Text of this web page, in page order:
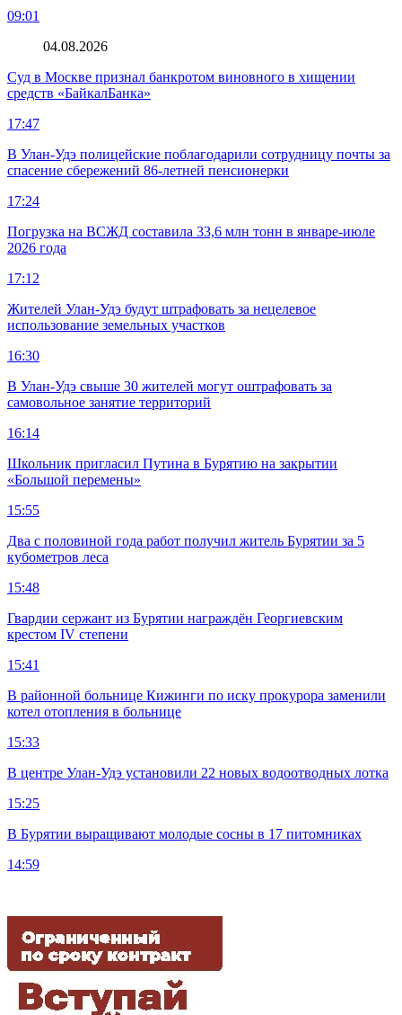
09:01
04.08.2026
Суд в Москве признал банкротом виновного в хищении
средств «БайкалБанка»
17:47
В Улан-Удэ полицейские поблагодарили сотрудницу почты за
спасение сбережений 86-летней пенсионерки
17:24
Погрузка на ВСЖД составила 33,6 млн тонн в январе-июле
2026 года
17:12
Жителей Улан-Удэ будут штрафовать за нецелевое
использование земельных участков
16:30
В Улан-Удэ свыше 30 жителей могут оштрафовать за
самовольное занятие территорий
16:14
Школьник пригласил Путина в Бурятию на закрытии
«Большой перемены»
15:55
Два с половиной года работ получил житель Бурятии за 5
кубометров леса
15:48
Гвардии сержант из Бурятии награждён Георгиевским
крестом IV степени
15:41
В районной больнице Кижинги по иску прокурора заменили
котел отопления в больнице
15:33
В центре Улан-Удэ установили 22 новых водоотводных лотка
15:25
В Бурятии выращивают молодые сосны в 17 питомниках
14:59